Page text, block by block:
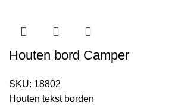
Houten bord Camper
SKU: 18802
Houten tekst borden